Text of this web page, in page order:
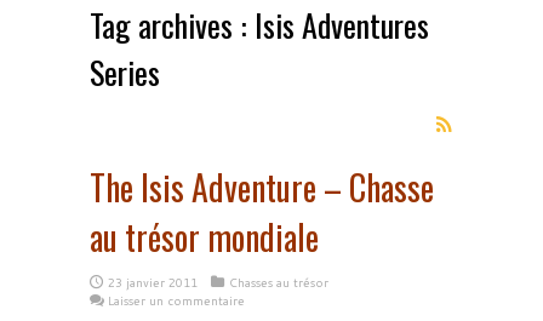
Tag archives : Isis Adventures
Series
The Isis Adventure – Chasse
au trésor mondiale
23 janvier 2011
Chasses au trésor
Laisser un commentaire